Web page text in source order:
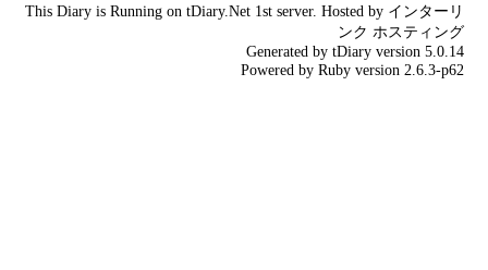
This Diary is Running on tDiary.Net1st server. Hosted by インターリ
ンク ホスティング
Generated by tDiaryversion 5.0.14
Powered by Rubyversion 2.6.3-p62